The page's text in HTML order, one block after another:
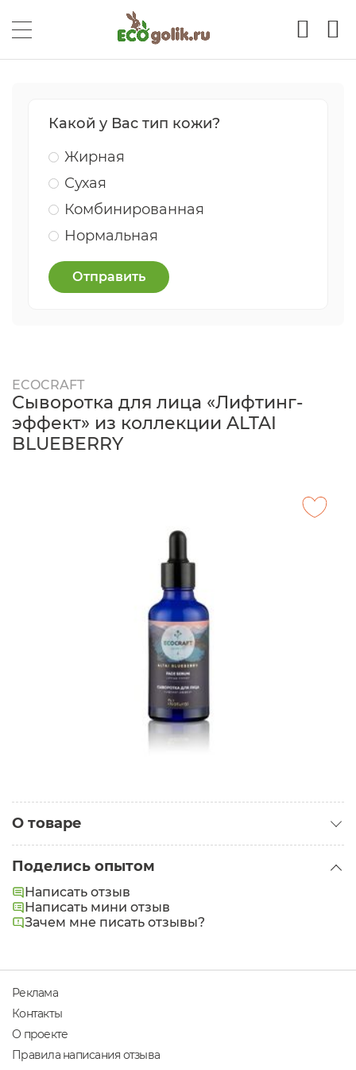
Какой у Вас тип кожи?
Жирная
Сухая
Комбинированная
Нормальная
Отправить
ECOCRAFT
Сыворотка для лица «Лифтинг-
эффект» из коллекции ALTAI
BLUEBERRY
О товаре
Проблемы:
Морщины
Задачи:
Увлажнение,Лифтинг
Поделись опытом
Написать отзыв
Написать мини отзыв
Зачем мне писать отзывы?
Реклама
Контакты
О проекте
Правила написания отзыва